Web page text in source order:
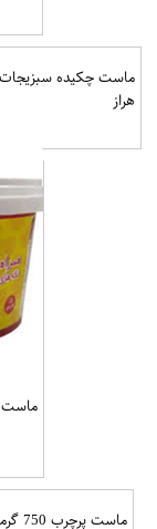
هراز
ماست و
ماست